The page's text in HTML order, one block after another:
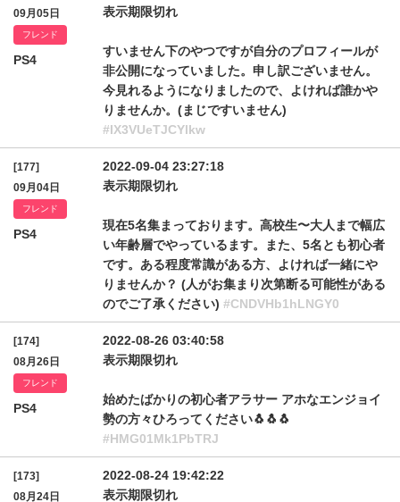
09月05日
フレンド
PS4
表示期限切れ
すいません下のやつですが自分のプロフィールが
非公開になっていました。申し訳ございません。
今見れるようになりましたので、よければ誰かや
りませんか。(まじですいません)
#IX3VUeTJCYlkw
[177]
09月04日
フレンド
PS4
2022-09-04 23:27:18
表示期限切れ
現在5名集まっております。高校生〜大人まで幅広
い年齢層でやっているます。また、5名とも初心者
です。ある程度常識がある方、よければ一緒にや
りませんか？ (人がお集まり次第断る可能性がある
のでご了承ください) #CNDVHb1hLNGY0
[174]
08月26日
フレンド
PS4
2022-08-26 03:40:58
表示期限切れ
始めたばかりの初心者アラサー アホなエンジョイ
勢の方々ひろってください🐧🐧🐧
#HMG01Mk1PbTRJ
[173]
08月24日
2022-08-24 19:42:22
表示期限切れ